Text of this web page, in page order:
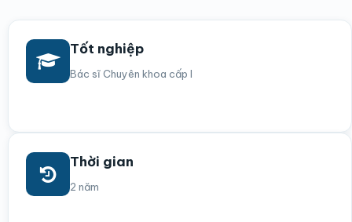
Tốt nghiệp
Bác sĩ Chuyên khoa cấp I
Thời gian
2 năm